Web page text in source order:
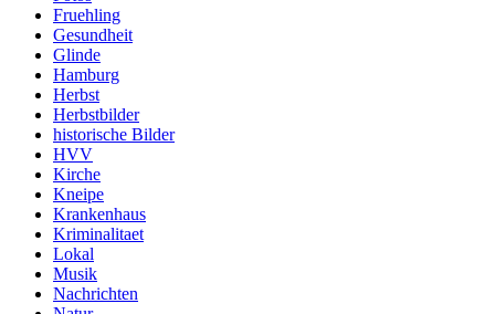
Fruehling
Gesundheit
Glinde
Hamburg
Herbst
Herbstbilder
historische Bilder
HVV
Kirche
Kneipe
Krankenhaus
Kriminalitaet
Lokal
Musik
Nachrichten